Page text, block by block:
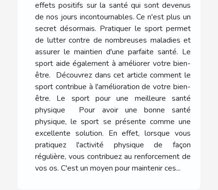
effets positifs sur la santé qui sont devenus
de nos jours incontournables. Ce n'est plus un
secret désormais. Pratiquer le sport permet
de lutter contre de nombreuses maladies et
assurer le maintien d'une parfaite santé. Le
sport aide également à améliorer votre bien-
être. Découvrez dans cet article comment le
sport contribue à l'amélioration de votre bien-
être. Le sport pour une meilleure santé
physique Pour avoir une bonne santé
physique, le sport se présente comme une
excellente solution. En effet, lorsque vous
pratiquez l'activité physique de façon
régulière, vous contribuez au renforcement de
vos os. C'est un moyen pour maintenir ces...